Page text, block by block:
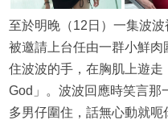
至於明晚（12日）一集波
被邀請上台任由一群小鮮
住波波的手，在胸肌上遊
God」。波波回應時笑言那
多男仔圍住，話無心動就